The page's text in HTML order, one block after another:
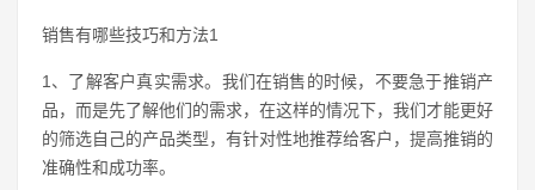
销售有哪些技巧和方法1
1、了解客户真实需求。我们在销售的时候，不要急于推销产
品，而是先了解他们的需求，在这样的情况下，我们才能更好
的筛选自己的产品类型，有针对性地推荐给客户，提高推销的
准确性和成功率。